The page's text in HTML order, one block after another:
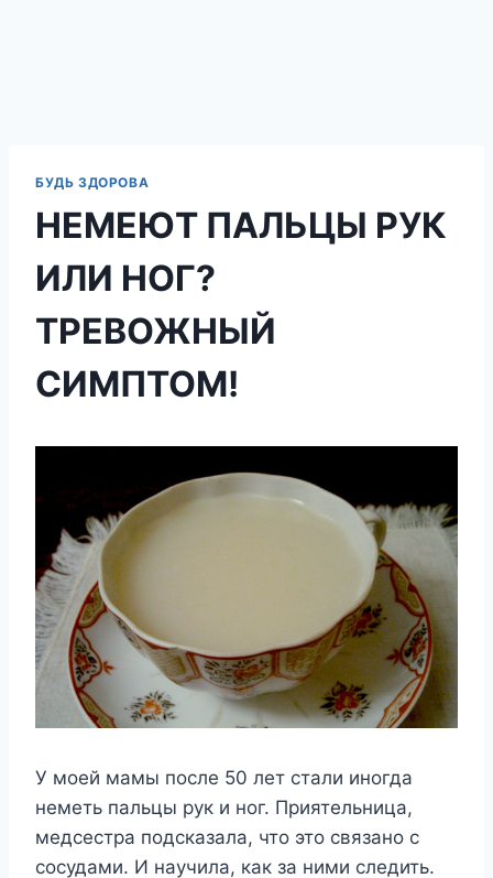
БУДЬ ЗДОРОВА
НЕМЕЮТ ПАЛЬЦЫ РУК
ИЛИ НОГ?
ТРЕВОЖНЫЙ
СИМПТОМ!
У моей мамы после 50 лет стали иногда
неметь пальцы рук и ног. Приятельница,
медсестра подсказала, что это связано с
сосудами. И научила, как за ними следить.